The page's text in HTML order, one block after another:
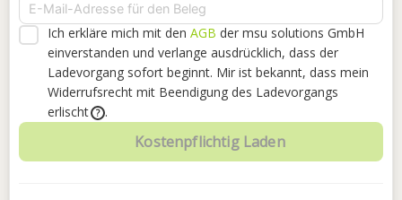
Ich erkläre mich mit den AGB der msu solutions GmbH
einverstanden und verlange ausdrücklich, dass der
Ladevorgang sofort beginnt. Mir ist bekannt, dass mein
Widerrufsrecht mit Beendigung des Ladevorgangs
erlischt
? .
Kostenpflichtig Laden